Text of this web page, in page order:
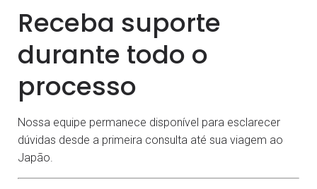
Receba suporte
durante todo o
processo
Nossa equipe permanece disponível para esclarecer
dúvidas desde a primeira consulta até sua viagem ao
Japão.